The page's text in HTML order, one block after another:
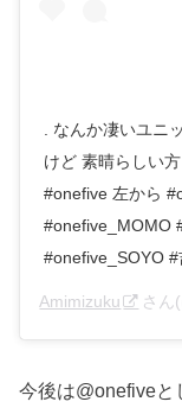
. なんか凄いユニ
けど 素晴らしい
#onefive 左から
#onefive_MOMO
#onefive_SOYO
Amimizuku さん
今後は@onefiveと